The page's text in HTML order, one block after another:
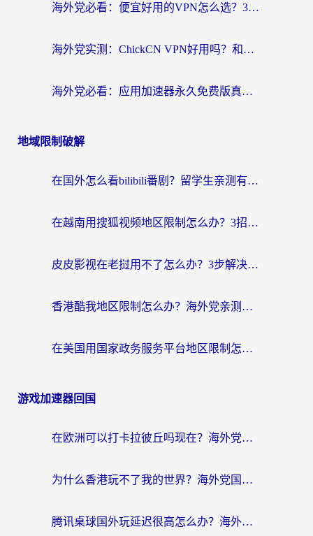
海外党必看：便宜好用的VPN怎么选？3步解决回国访问难题+Steam改区技巧
海外党实测：ChickCN VPN好用吗？和OurPlay VPN对比哪个回国效果更好？附避坑指南
海外党必看：应用加速器永久免费版真的靠谱吗？教你选对回国加速器无缝刷国内资源
地域限制破解
在国外怎么看bilibili番剧？留学生亲测有效的地域限制突破指南（附酷我酷狗音乐解决方法）
在越南用搜狐视频地区限制怎么办？3招解决海外看国内剧难题（附西瓜视频CCTV观看技巧）
皮皮影视在老挝用不了怎么办？3步解决海外看国内影视&财经的痛点
香港酷我地区限制怎么办？海外党亲测有效的回国加速方案来了
在美国用国家政务服务平台地区限制怎么办？海外华人必备的突破攻略（附追剧看片技巧）
游戏加速器回国
在欧洲可以打卡拉彼丘吗现在？海外党国服游戏加速器终极避坑指南
为什么香港玩不了我的世界？海外党国服游戏加速终极解决方案
腾讯桌球国外玩延迟很高怎么办？海外党亲测有效的国服游戏加速指南